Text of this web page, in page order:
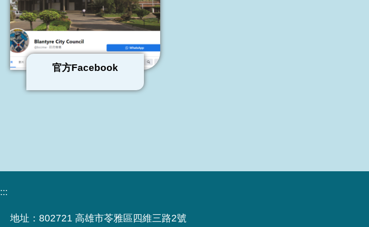
官方Facebook
:::
地址： 802721 高雄市苓雅區四維三路2號